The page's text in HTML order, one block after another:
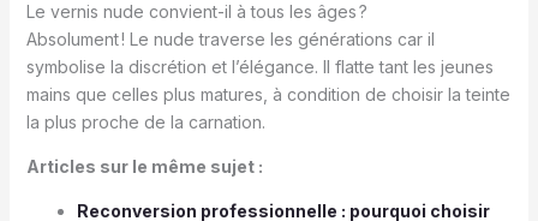
Le vernis nude convient-il à tous les âges ?
Absolument ! Le nude traverse les générations car il
symbolise la discrétion et l’élégance. Il flatte tant les jeunes
mains que celles plus matures, à condition de choisir la teinte
la plus proche de la carnation.
Articles sur le même sujet :
Reconversion professionnelle : pourquoi choisir